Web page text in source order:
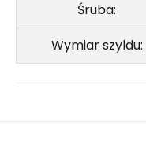
Śruba:
Wymiar szyldu: